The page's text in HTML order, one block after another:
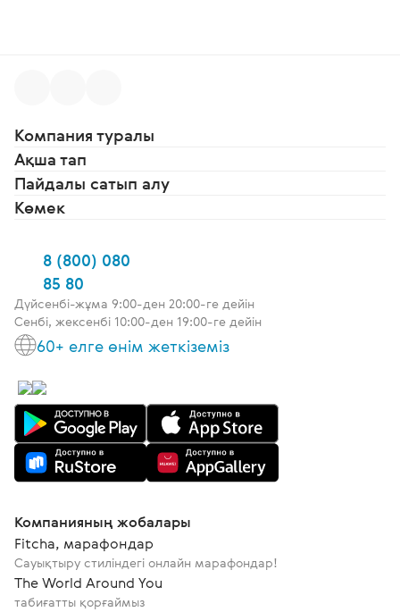
Компания туралы
Ақша тап
Пайдалы сатып алу
Көмек
8 (800) 080
85 80
Дүйсенбі-жұма 9:00-ден 20:00-ге дейін
Сенбі, жексенбі 10:00-ден 19:00-ге дейін
60+ елге өнім жеткіземіз
Компанияның жобалары
Fitcha, марафондар
Сауықтыру стиліндегі онлайн марафондар!
The World Around You
табиғатты қорғаймыз